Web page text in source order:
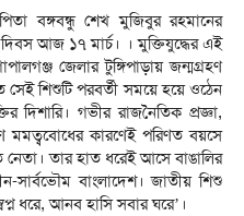
বঙ্গবন্ধু শেখ মুজিবুর রহমানের
আজ ১৭ মার্চ। । মুক্তিযুদ্ধের এই
জেলার টুঙ্গিপাড়ায় জন্মগ্রহণ
সেই শিশুটি পরবর্তী সময়ে হয়ে ওঠেন
দিশারি। গভীর রাজনৈতিক প্রজ্ঞা,
কারণেই পরিণত বয়সে
নেতা। তার হাত ধরেই আসে বাঙালির
সার্বভৌম বাংলাদেশ। জাতীয় শিশু
ধরে, আনব হাসি সবার ঘরে’।